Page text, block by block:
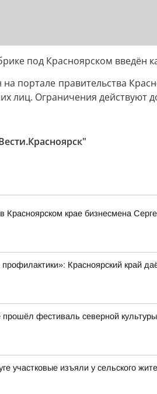
под Красноярском введён
портале правительства
лиц. Ограничения действуют
Красноярском крае бизнесмена
Красноярский край
прошёл фестиваль северной культуры
участковые изъяли у сельского